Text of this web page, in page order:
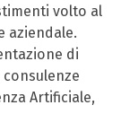
volto al
aziendale.
di
Artificiale,